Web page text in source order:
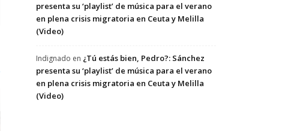
presenta su ‘playlist’ de música para el verano
en plena crisis migratoria en Ceuta y Melilla
(Video)
Indignado en ¿Tú estás bien, Pedro?: Sánchez
presenta su ‘playlist’ de música para el verano
en plena crisis migratoria en Ceuta y Melilla
(Video)